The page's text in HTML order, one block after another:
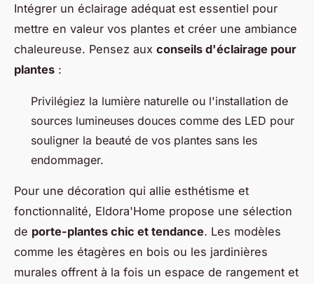
Intégrer un éclairage adéquat est essentiel pour
mettre en valeur vos plantes et créer une ambiance
chaleureuse. Pensez aux conseils d'éclairage pour
plantes :
Privilégiez la lumière naturelle ou l'installation de
sources lumineuses douces comme des LED pour
souligner la beauté de vos plantes sans les
endommager.
Pour une décoration qui allie esthétisme et
fonctionnalité, Eldora'Home propose une sélection
de porte-plantes chic et tendance. Les modèles
comme les étagères en bois ou les jardinières
murales offrent à la fois un espace de rangement et